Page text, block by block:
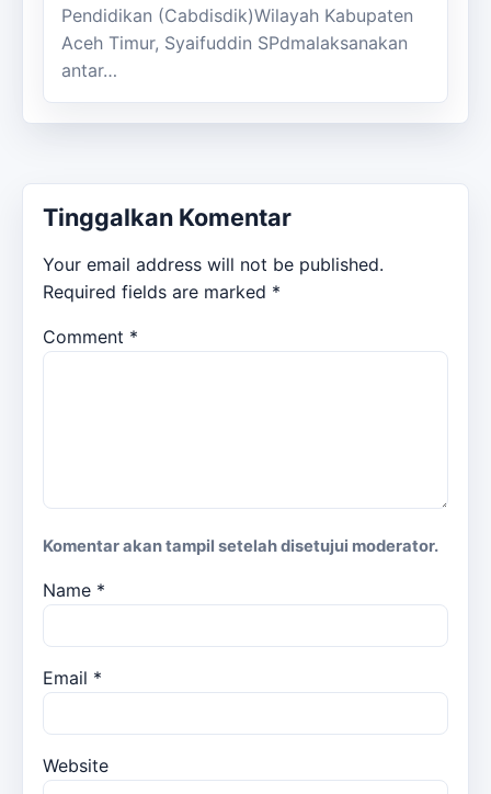
Pendidikan (Cabdisdik)Wilayah Kabupaten
Aceh Timur, Syaifuddin SPdmalaksanakan
antar…
Tinggalkan Komentar
Your email address will not be published.
Required fields are marked *
Comment *
Komentar akan tampil setelah disetujui moderator.
Name *
Email *
Website